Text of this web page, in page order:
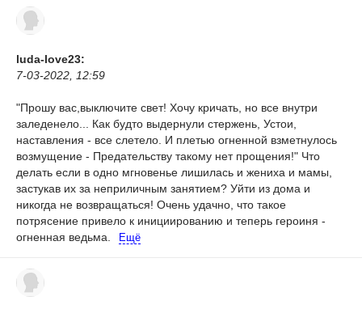
luda-love23:
7-03-2022, 12:59
"Прошу вас,выключите свет! Хочу кричать, но все внутри
заледенело... Как будто выдернули стержень, Устои,
наставления - все слетело. И плетью огненной взметнулось
возмущение - Предательству такому нет прощения!" Что
делать если в одно мгновенье лишилась и жениха и мамы,
застукав их за неприличным занятием? Уйти из дома и
никогда не возвращаться! Очень удачно, что такое
потрясение привело к инициированию и теперь героиня -
огненная ведьма.
Ещё